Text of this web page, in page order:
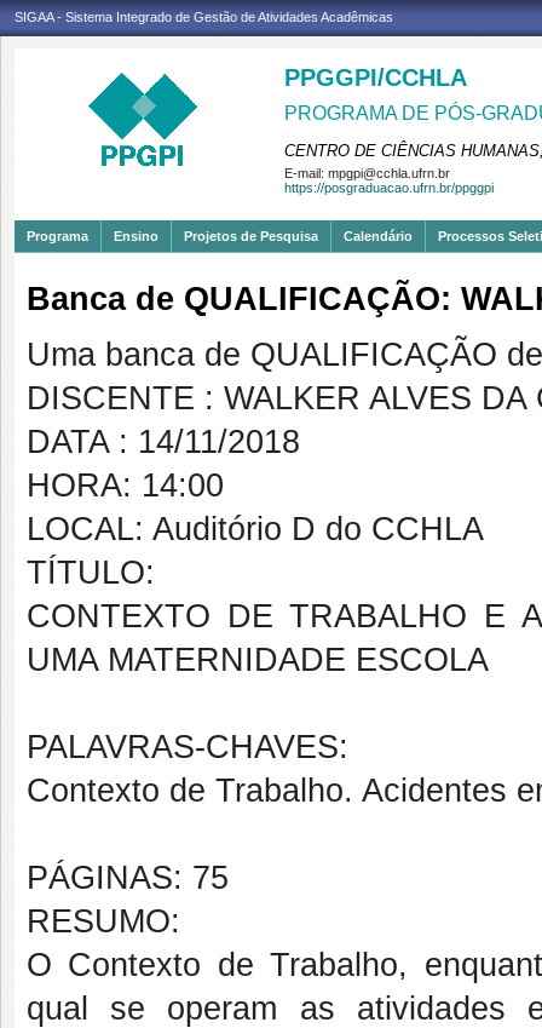
SIGAA - Sistema Integrado de Gestão de Atividades Acadêmicas
PPGGPI/CCHLA
PROGRAMA DE PÓS-
CENTRO DE CIÊNCIAS
E-mail: mpgpi@cchla.ufrn.br
https://posgraduacao.ufrn.br/ppggpi
Programa Ensino Projetos de Pesquisa Calendário Processos
Banca de QUALIFICAÇÃO:
Uma banca de QUALIFICAÇÃO
DISCENTE : WALKER ALVES DA
DATA : 14/11/2018
HORA: 14:00
LOCAL: Auditório D do CCHLA
TÍTULO:
CONTEXTO DE TRABALHO E
UMA MATERNIDADE ESCOLA
PALAVRAS-CHAVES:
Contexto de Trabalho. Acidentes
PÁGINAS: 75
RESUMO:
O Contexto de Trabalho,
qual se operam as atividades